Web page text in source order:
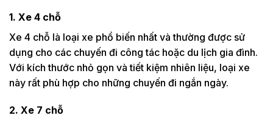
1. Xe 4 chỗ
Xe 4 chỗ là loại xe phổ biến nhất và thường được sử
dụng cho các chuyến đi công tác hoặc du lịch gia đình.
Với kích thước nhỏ gọn và tiết kiệm nhiên liệu, loại xe
này rất phù hợp cho những chuyến đi ngắn ngày.
2. Xe 7 chỗ